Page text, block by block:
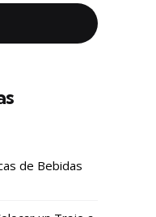
de Bebidas